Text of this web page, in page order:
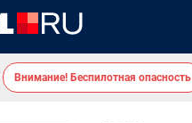
Внимание! Беспилотная опасность